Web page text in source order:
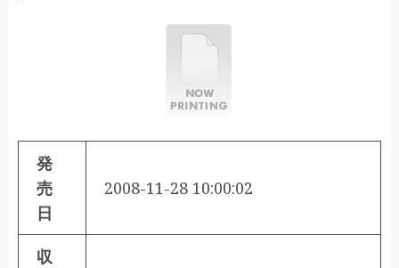
発
売
日
2008-11-28 10:00:02
収